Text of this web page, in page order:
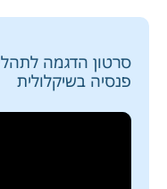
סרטון הדגמה
פנסיה בשיקלולית